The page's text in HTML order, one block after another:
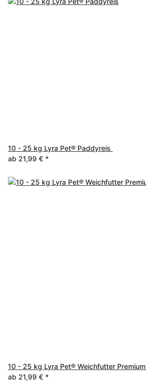
10 - 25 kg Lyra Pet® Paddyreis
ab 21,99 € *
10 - 25 kg Lyra Pet® Weichfutter Premium
ab 21,99 € *